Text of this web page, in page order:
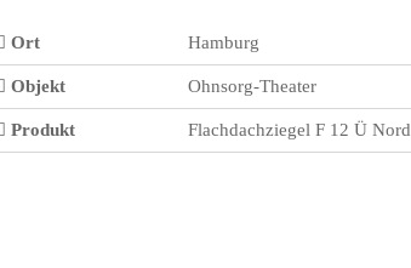
Ort Hamburg
Objekt Ohnsorg-Theater
Produkt Flachdachziegel F 12 Ü Nord